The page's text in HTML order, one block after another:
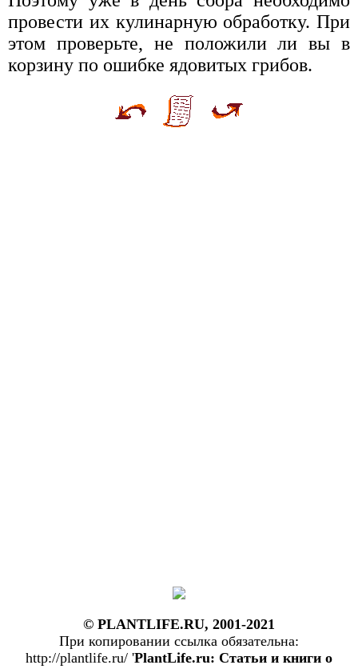
провести их кулинарную обработку. При
этом проверьте, не положили ли вы в
корзину по ошибке ядовитых грибов.
© PLANTLIFE.RU, 2001-2021
При копировании ссылка обязательна:
http://plantlife.ru/ 'PlantLife.ru: Статьи и книги о